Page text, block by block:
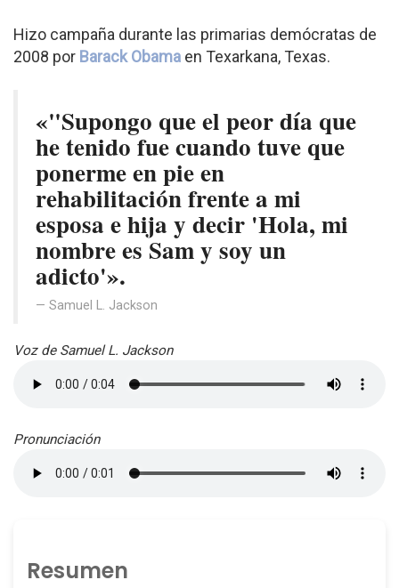
Hizo campaña durante las primarias demócratas de
2008 por Barack Obama en Texarkana, Texas.
«"Supongo que el peor día que
he tenido fue cuando tuve que
ponerme en pie en
rehabilitación frente a mi
esposa e hija y decir 'Hola, mi
nombre es Sam y soy un
adicto'».
Samuel L. Jackson
Voz de Samuel L. Jackson
Pronunciación
Resumen